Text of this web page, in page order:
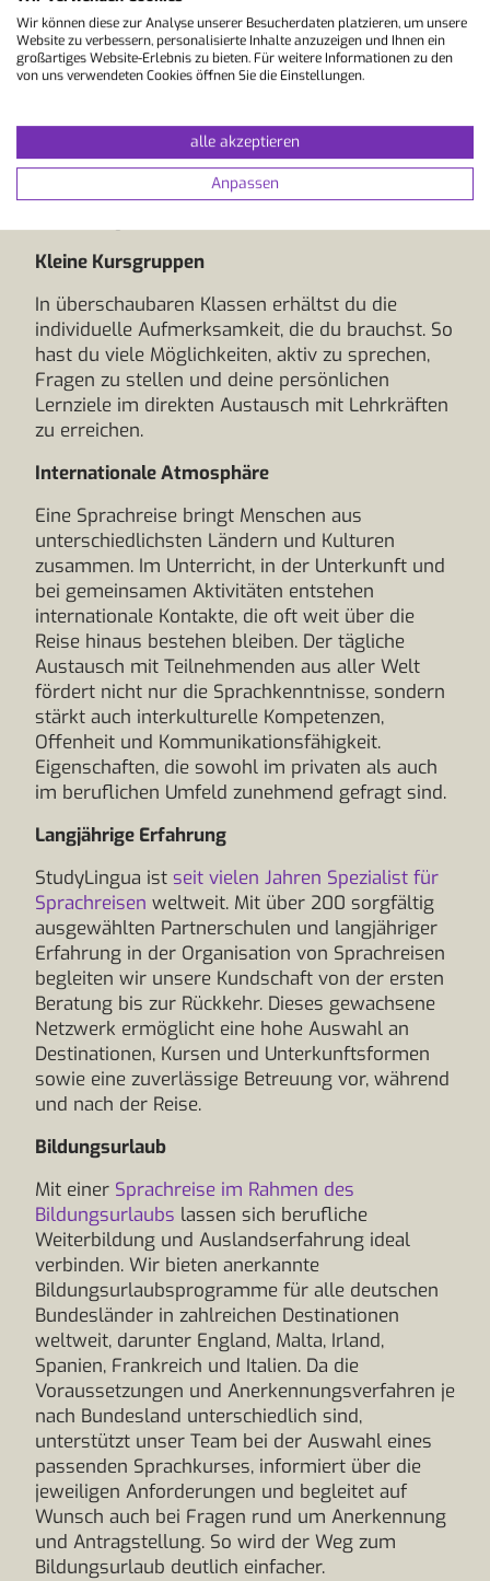
Voraussetzungen für deinen Lernerfolg bietet.
Erfahrene Lehrkräfte
modernen Lehrmethoden unterrichten. Sie
schaffen eine motivierende Lernatmosphäre, in
der du deine Sprachkenntnisse schnell und
Kleine Kursgruppen
In überschaubaren Klassen erhältst du die
individuelle Aufmerksamkeit, die du brauchst. So
hast du viele Möglichkeiten, aktiv zu sprechen,
Fragen zu stellen und deine persönlichen
Lernziele im direkten Austausch mit Lehrkräften
zu erreichen.
Internationale Atmosphäre
Eine Sprachreise bringt Menschen aus
unterschiedlichsten Ländern und Kulturen
zusammen. Im Unterricht, in der Unterkunft und
bei gemeinsamen Aktivitäten entstehen
internationale Kontakte, die oft weit über die
Reise hinaus bestehen bleiben. Der tägliche
Austausch mit Teilnehmenden aus aller Welt
fördert nicht nur die Sprachkenntnisse, sondern
stärkt auch interkulturelle Kompetenzen,
Offenheit und Kommunikationsfähigkeit.
Eigenschaften, die sowohl im privaten als auch
im beruflichen Umfeld zunehmend gefragt sind.
Langjährige Erfahrung
StudyLingua ist seit vielen Jahren Spezialist für
Sprachreisen weltweit. Mit über 200 sorgfältig
ausgewählten Partnerschulen und langjähriger
Erfahrung in der Organisation von Sprachreisen
begleiten wir unsere Kundschaft von der ersten
Beratung bis zur Rückkehr. Dieses gewachsene
Netzwerk ermöglicht eine hohe Auswahl an
Destinationen, Kursen und Unterkunftsformen
sowie eine zuverlässige Betreuung vor, während
und nach der Reise.
Bildungsurlaub
Mit einer Sprachreise im Rahmen des
Bildungsurlaubs lassen sich berufliche
Weiterbildung und Auslandserfahrung ideal
verbinden. Wir bieten anerkannte
Bildungsurlaubsprogramme für alle deutschen
Bundesländer in zahlreichen Destinationen
weltweit, darunter England, Malta, Irland,
Spanien, Frankreich und Italien. Da die
Voraussetzungen und Anerkennungsverfahren je
nach Bundesland unterschiedlich sind,
unterstützt unser Team bei der Auswahl eines
passenden Sprachkurses, informiert über die
jeweiligen Anforderungen und begleitet auf
Wunsch auch bei Fragen rund um Anerkennung
und Antragstellung. So wird der Weg zum
Bildungsurlaub deutlich einfacher.
Wir können diese zur Analyse unserer Besucherdaten platzieren, um unsere
Website zu verbessern, personalisierte Inhalte anzuzeigen und Ihnen ein
großartiges Website-Erlebnis zu bieten. Für weitere Informationen zu den
von uns verwendeten Cookies öffnen Sie die Einstellungen.
alle akzeptieren
Anpassen